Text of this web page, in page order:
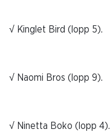
√ Kinglet Bird (lopp 5).
√ Naomi Bros (lopp 9).
√ Ninetta Boko (lopp 4).